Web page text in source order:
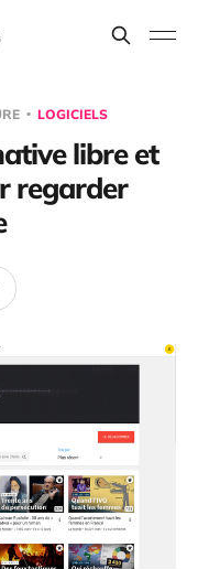
LOGICIELS
libre et
regarder